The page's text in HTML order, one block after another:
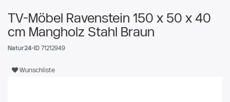
TV-Möbel Ravenstein 150 x 50 x 40
cm Mangholz Stahl Braun
Natur24-ID 71212949
Wunschliste